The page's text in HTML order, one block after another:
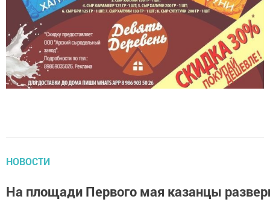
НОВОСТИ
На площади Первого мая казанцы